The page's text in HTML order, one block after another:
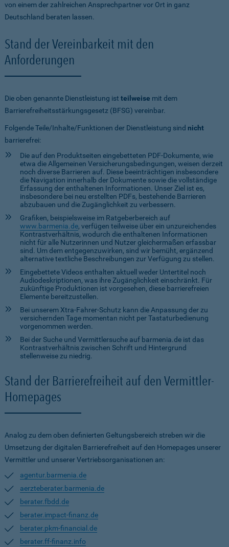
von einem der zahlreichen Ansprechpartner vor Ort in ganz
Deutschland beraten lassen.
Stand der Vereinbarkeit mit den
Anforderungen
Die oben genannte Dienstleistung ist teilweise mit dem
Barrierefreiheitsstärkungsgesetz (BFSG) vereinbar.
Folgende Teile/Inhalte/Funktionen der Dienstleistung sind nicht
barrierefrei:
Die auf den Produktseiten eingebetteten PDF-Dokumente, wie
etwa die Allgemeinen Versicherungsbedingungen, weisen derzeit
noch diverse Barrieren auf. Diese beeinträchtigen insbesondere
die Navigation innerhalb der Dokumente sowie die vollständige
Erfassung der enthaltenen Informationen. Unser Ziel ist es,
insbesondere bei neu erstellten PDFs, bestehende Barrieren
abzubauen und die Zugänglichkeit zu verbessern.
Grafiken, beispielsweise im Ratgeberbereich auf
www.barmenia.de, verfügen teilweise über ein unzureichendes
Kontrastverhältnis, wodurch die enthaltenen Informationen
nicht für alle Nutzerinnen und Nutzer gleichermaßen erfassbar
sind. Um dem entgegenzuwirken, sind wir bemüht, ergänzend
alternative textliche Beschreibungen zur Verfügung zu stellen.
Eingebettete Videos enthalten aktuell weder Untertitel noch
Audiodeskriptionen, was ihre Zugänglichkeit einschränkt. Für
zukünftige Produktionen ist vorgesehen, diese barrierefreien
Elemente bereitzustellen.
Bei unserem Xtra-Fahrer-Schutz kann die Anpassung der zu
versichernden Tage momentan nicht per Tastaturbedienung
vorgenommen werden.
Bei der Suche und Vermittlersuche auf barmenia.de ist das
Kontrastverhältnis zwischen Schrift und Hintergrund
stellenweise zu niedrig.
Stand der Barrierefreiheit auf den Vermittler-
Homepages
Analog zu dem oben definierten Geltungsbereich streben wir die
Umsetzung der digitalen Barrierefreiheit auf den Homepages unserer
Vermittler und unserer Vertriebsorganisationen an:
agentur.barmenia.de
aerzteberater.barmenia.de
berater.fbdd.de
berater.impact-finanz.de
berater.pkm-financial.de
berater.ff-finanz.info